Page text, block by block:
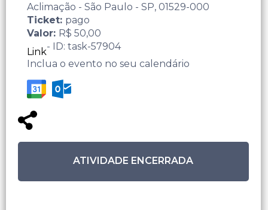
Aclimação - São Paulo - SP, 01529-000
Ticket: pago
Valor: R$ 50,00
Link- ID: task-57904
Inclua o evento no seu calendário
ATIVIDADE ENCERRADA